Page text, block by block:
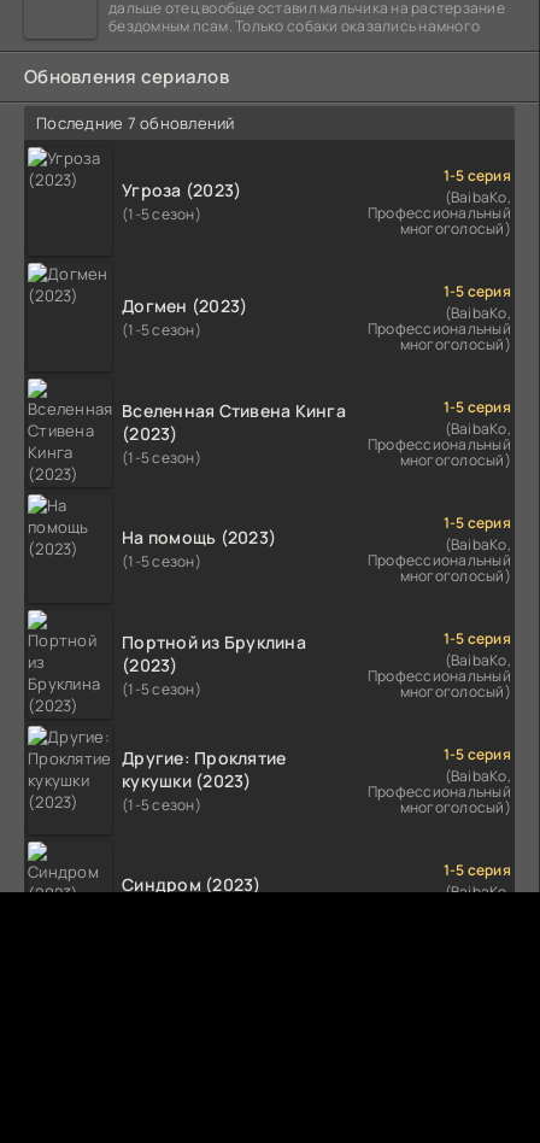
дальше отец вообще оставил мальчика на растерзание
бездомным псам. Только собаки оказались намного
Обновления сериалов
Последние 7 обновлений
Угроза (2023)
(1-5 сезон)
1-5 серия
(BaibaKo,
Профессиональный
многоголосый)
Догмен (2023)
(1-5 сезон)
1-5 серия
(BaibaKo,
Профессиональный
многоголосый)
Вселенная Стивена Кинга
(2023)
(1-5 сезон)
1-5 серия
(BaibaKo,
Профессиональный
многоголосый)
На помощь (2023)
(1-5 сезон)
1-5 серия
(BaibaKo,
Профессиональный
многоголосый)
Портной из Бруклина
(2023)
(1-5 сезон)
1-5 серия
(BaibaKo,
Профессиональный
многоголосый)
Другие: Проклятие
кукушки (2023)
(1-5 сезон)
1-5 серия
(BaibaKo,
Профессиональный
многоголосый)
Синдром (2023)
1-5 серия
(BaibaKo,